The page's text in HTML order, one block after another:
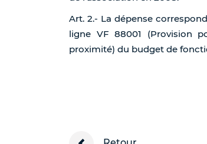
Art. 2.- La dépense
ligne VF 88001 (Provision
proximité) du budget de